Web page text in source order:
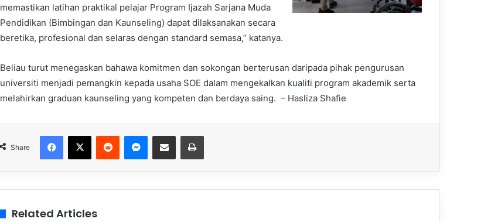
memastikan latihan praktikal pelajar Program Ijazah Sarjana Muda
Pendidikan (Bimbingan dan Kaunseling) dapat dilaksanakan secara
beretika, profesional dan selaras dengan standard semasa,” katanya.
Beliau turut menegaskan bahawa komitmen dan sokongan berterusan daripada pihak pengurusan
universiti menjadi pemangkin kepada usaha SOE dalam mengekalkan kualiti program akademik serta
melahirkan graduan kaunseling yang kompeten dan berdaya saing. – Hasliza Shafie
Share
Related Articles